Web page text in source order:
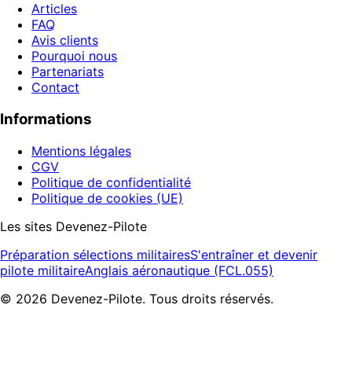
Articles
FAQ
Avis clients
Pourquoi nous
Partenariats
Contact
Informations
Mentions légales
CGV
Politique de confidentialité
Politique de cookies (UE)
Les sites Devenez-Pilote
Préparation sélections militairesS'entraîner et devenir
pilote militaireAnglais aéronautique (FCL.055)
© 2026 Devenez-Pilote. Tous droits réservés.